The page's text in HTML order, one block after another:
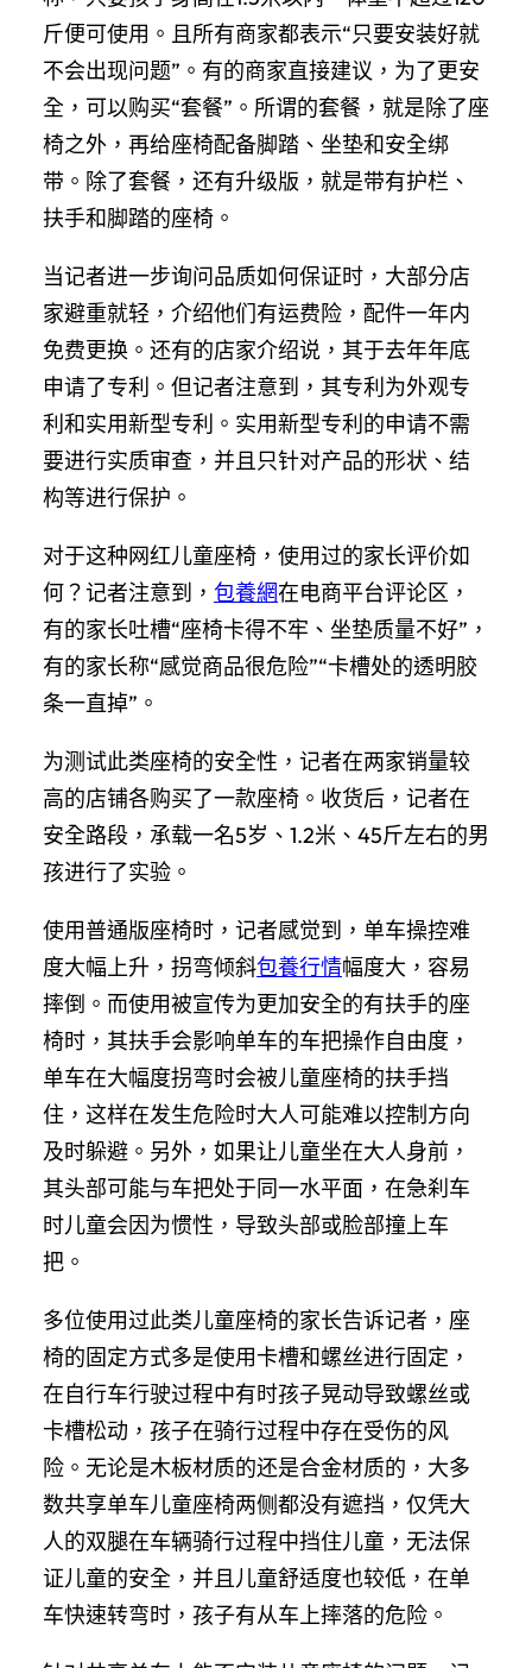
斤便可使用。且所有商家都表示“只要安装好就
不会出现问题”。有的商家直接建议，为了更安
全，可以购买“套餐”。所谓的套餐，就是除了座
椅之外，再给座椅配备脚踏、坐垫和安全绑
带。除了套餐，还有升级版，就是带有护栏、
扶手和脚踏的座椅。
当记者进一步询问品质如何保证时，大部分店
家避重就轻，介绍他们有运费险，配件一年内
免费更换。还有的店家介绍说，其于去年年底
申请了专利。但记者注意到，其专利为外观专
利和实用新型专利。实用新型专利的申请不需
要进行实质审查，并且只针对产品的形状、结
构等进行保护。
对于这种网红儿童座椅，使用过的家长评价如
何？记者注意到， 包養網在电商平台评论区，
有的家长吐槽“座椅卡得不牢、坐垫质量不好”，
有的家长称“感觉商品很危险”“卡槽处的透明胶
条一直掉”。
为测试此类座椅的安全性，记者在两家销量较
高的店铺各购买了一款座椅。收货后，记者在
安全路段，承载一名5岁、1.2米、45斤左右的男
孩进行了实验。
使用普通版座椅时，记者感觉到，单车操控难
度大幅上升，拐弯倾斜包養行情幅度大，容易
摔倒。而使用被宣传为更加安全的有扶手的座
椅时，其扶手会影响单车的车把操作自由度，
单车在大幅度拐弯时会被儿童座椅的扶手挡
住，这样在发生危险时大人可能难以控制方向
及时躲避。另外，如果让儿童坐在大人身前，
其头部可能与车把处于同一水平面，在急刹车
时儿童会因为惯性，导致头部或脸部撞上车
把。
多位使用过此类儿童座椅的家长告诉记者，座
椅的固定方式多是使用卡槽和螺丝进行固定，
在自行车行驶过程中有时孩子晃动导致螺丝或
卡槽松动，孩子在骑行过程中存在受伤的风
险。无论是木板材质的还是合金材质的，大多
数共享单车儿童座椅两侧都没有遮挡，仅凭大
人的双腿在车辆骑行过程中挡住儿童，无法保
证儿童的安全，并且儿童舒适度也较低，在单
车快速转弯时，孩子有从车上摔落的危险。